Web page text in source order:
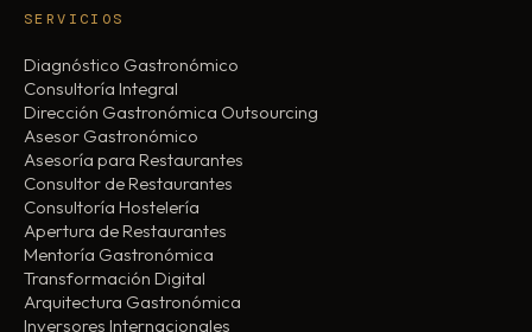
SERVICIOS
Diagnóstico Gastronómico
Consultoría Integral
Dirección Gastronómica Outsourcing
Asesor Gastronómico
Asesoría para Restaurantes
Consultor de Restaurantes
Consultoría Hostelería
Apertura de Restaurantes
Mentoría Gastronómica
Transformación Digital
Arquitectura Gastronómica
Inversores Internacionales